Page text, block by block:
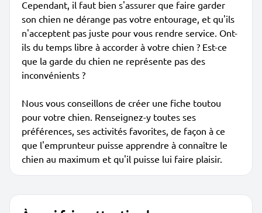
Cependant, il faut bien s'assurer que faire garder
son chien ne dérange pas votre entourage, et qu'ils
n'acceptent pas juste pour vous rendre service. Ont-
ils du temps libre à accorder à votre chien ? Est-ce
que la garde du chien ne représente pas des
inconvénients ?
Nous vous conseillons de créer une fiche toutou
pour votre chien. Renseignez-y toutes ses
préférences, ses activités favorites, de façon à ce
que l'emprunteur puisse apprendre à connaître le
chien au maximum et qu'il puisse lui faire plaisir.